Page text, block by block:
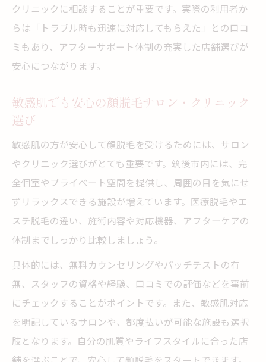
クリニックに相談することが重要です。実際の利用者か
らは「トラブル時も迅速に対応してもらえた」との口コ
ミもあり、アフターサポート体制の充実した店舗選びが
安心につながります。
敏感肌でも安心の顔脱毛サロン・クリニック
選び
敏感肌の方が安心して顔脱毛を受けるためには、サロン
やクリニック選びがとても重要です。筑後市内には、完
全個室やプライベート空間を提供し、周囲の目を気にせ
ずリラックスできる施設が増えています。医療脱毛やエ
ステ脱毛の違い、施術内容や対応機器、アフターケアの
体制までしっかり比較しましょう。
具体的には、無料カウンセリングやパッチテストの有
無、スタッフの資格や経験、口コミでの評価などを事前
にチェックすることがポイントです。また、敏感肌対応
を明記しているサロンや、都度払いが可能な施設も選択
肢となります。自分の肌質やライフスタイルに合った店